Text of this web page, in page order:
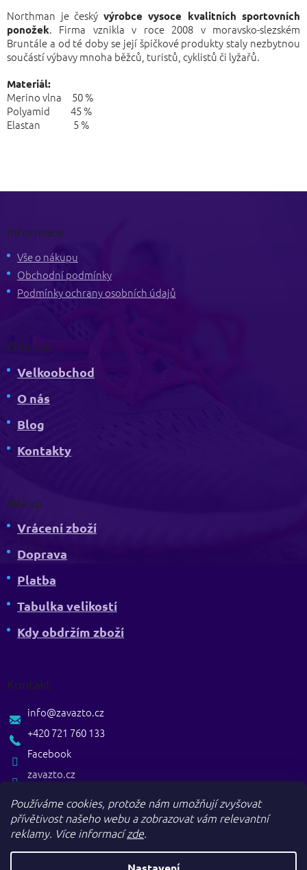
Používáme cookies, protože nám umožňují zvyšovat
přívětivost našeho webu a zobrazovat vám relevantní
reklamy. Více informacízde.
Northman je český výrobce vysoce kvalitních sportovních
ponožek. Firma vznikla v roce 2008 v moravsko-slezském
Bruntále a od té doby se její špičkové produkty staly nezbytnou
součástí výbavy mnoha běžců, turistů, cyklistů či lyžařů.
Materiál:
Merino vlna 50 %
Polyamid 45 %
Elastan 5 %
Informace
Vše o nákupu
Obchodní podmínky
Podmínky ochrany osobních údajů
O firmě
Velkoobchod
O nás
Blog
Kontakty
Nákup
Vrácení zboží
Doprava
Platba
Tabulka velikostí
Kdy obdržím zboží
Kontakt
zavazto.cz
info@zavazto.cz
+420 721 760 133
Facebook